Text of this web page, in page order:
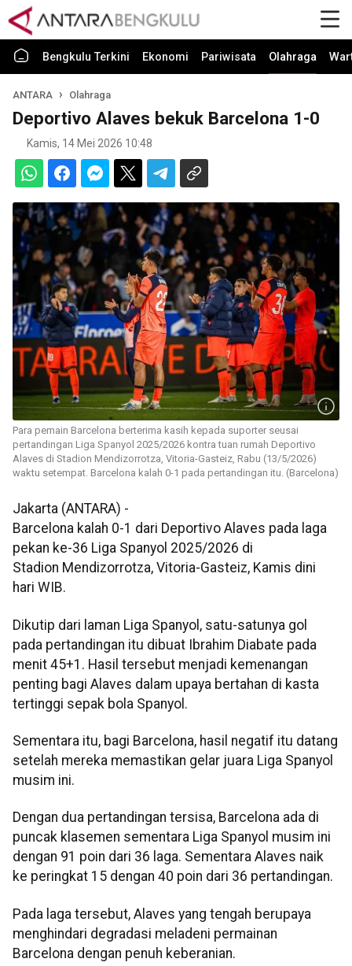
Bengkulu Terkini Ekonomi Pariwisata Olahraga
ANTARA Olahraga
Deportivo Alaves bekuk Barcelona 1-0
Kamis, 14 Mei 2026 10:48
Para pemain Barcelona berterima kasih kepada suporter seusai
pertandingan Liga Spanyol 2025/2026 kontra tuan rumah Deportivo
Alaves di Stadion Mendizorrotza, Vitoria-Gasteiz, Rabu (13/5/2026)
waktu setempat. Barcelona kalah 0-1 pada pertandingan itu. (Barcelona)
Jakarta (ANTARA) -
Barcelona kalah 0-1 dari Deportivo Alaves pada laga
pekan ke-36 Liga Spanyol 2025/2026 di
Stadion Mendizorrotza, Vitoria-Gasteiz, Kamis dini
hari WIB.
Dikutip dari laman Liga Spanyol, satu-satunya gol
pada pertandingan itu dibuat Ibrahim Diabate pada
menit 45+1. Hasil tersebut menjadi kemenangan
penting bagi Alaves dalam upaya bertahan di kasta
tertinggi sepak bola Spanyol.
Sementara itu, bagi Barcelona, hasil negatif itu datang
setelah mereka memastikan gelar juara Liga Spanyol
musim ini.
Dengan dua pertandingan tersisa, Barcelona ada di
puncak klasemen sementara Liga Spanyol musim ini
dengan 91 poin dari 36 laga. Sementara Alaves naik
ke peringkat 15 dengan 40 poin dari 36 pertandingan.
Pada laga tersebut, Alaves yang tengah berupaya
menghindari degradasi meladeni permainan
Barcelona dengan penuh keberanian.